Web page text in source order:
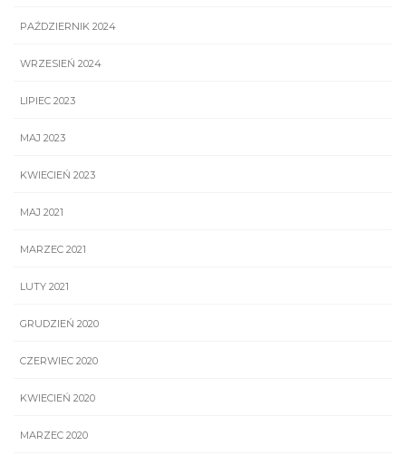
PAŹDZIERNIK 2024
WRZESIEŃ 2024
LIPIEC 2023
MAJ 2023
KWIECIEŃ 2023
MAJ 2021
MARZEC 2021
LUTY 2021
GRUDZIEŃ 2020
CZERWIEC 2020
KWIECIEŃ 2020
MARZEC 2020